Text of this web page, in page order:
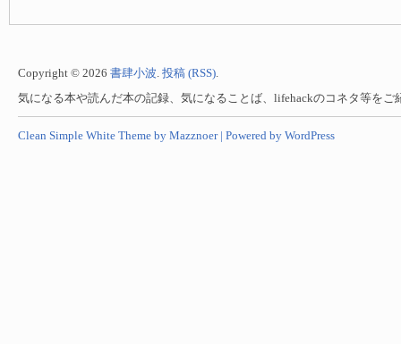
Copyright © 2026 書肆小波. 投稿 (RSS).
気になる本や読んだ本の記録、気になることば、lifehackのコネタ等をご
Clean Simple White Theme by Mazznoer | Powered by WordPress